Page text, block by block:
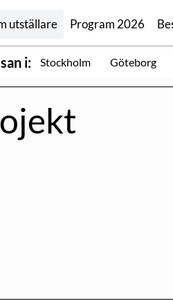
utställare Program 2026
i: Stockholm Göteborg